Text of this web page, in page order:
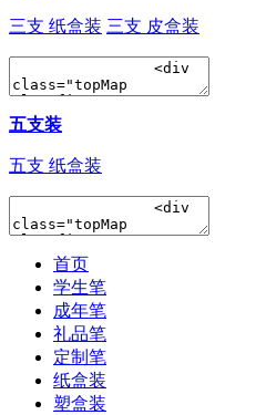
三支 纸盒装 三支 皮盒装
五支装
五支 纸盒装
首页
学生笔
成年笔
礼品笔
定制笔
纸盒装
塑盒装